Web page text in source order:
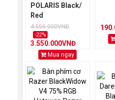
POLARIS Black/
Red
4.550.000VNĐ
-22%
3.550.000VNĐ
Mua ngay